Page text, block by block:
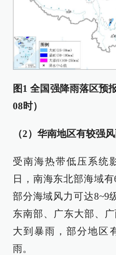
图1 全国强降雨落区预
08时）
（2）华南地区有较强
受南海热带低压系统
日，南海东北部海域
部分海域风力可达8~9
东南部、广东大部、
大到暴雨，部分地区
雨。